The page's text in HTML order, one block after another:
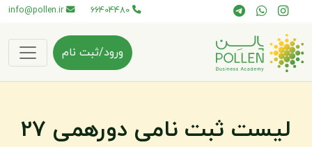
66404480
info@pollen.ir
ورود/ثبت نام
لیست ثبت نامی دورهمی 27